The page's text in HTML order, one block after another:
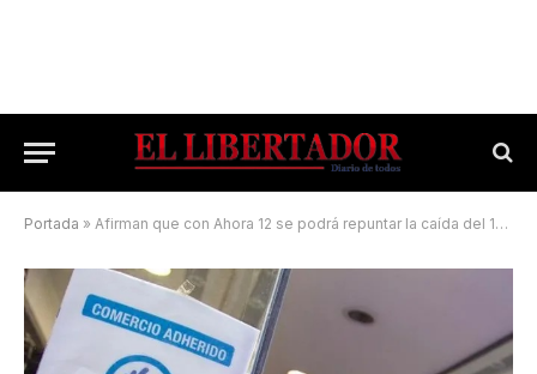
Portada » Afirman que con Ahora 12 se podrá repuntar la caída del 12% de consumo